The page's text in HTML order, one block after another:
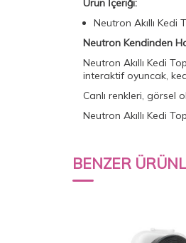
Ürün İçeriği:
Neutron Akıllı Kedi
Neutron Kendinden
Neutron Akıllı Kedi
interaktif oyuncak,
Canlı renkleri, görsel
Neutron Akıllı Kedi
BENZER